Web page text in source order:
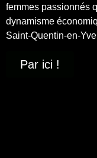
femmes passionnés
dynamisme
Saint-Quentin-en-
Par ici !